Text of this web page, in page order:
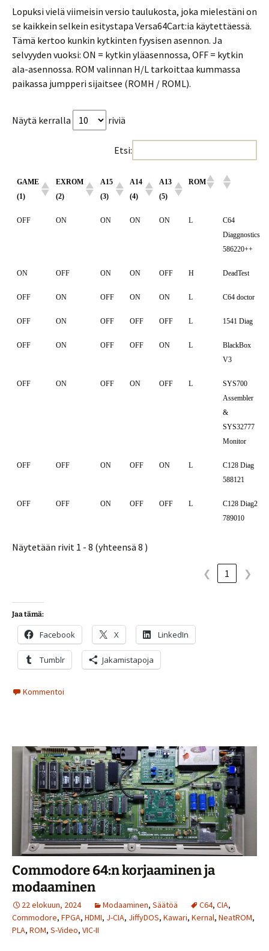
Lopuksi vielä viimeisin versio taulukosta, joka mielestäni on
se kaikkein selkein esitystapa Versa64Cart:ia käytettäessä.
Tämä kertoo kunkin kytkinten fyysisen asennon. Ja
selvyyden vuoksi: ON = kytkin yläasennossa, OFF = kytkin
ala-asennossa. ROM valinnan H/L tarkoittaa kummassa
paikassa jumpperi sijaitsee (ROMH / ROML).
Näytä kerralla riviä
Etsi:
GAME
(1)
EXROM
(2)
A15
(3)
A14
(4)
A13
(5)
ROM
OFF ON ON ON ON L
C64
Diaggnostics
586220++
ON OFF ON ON OFF H DeadTest
OFF ON OFF ON ON L C64 doctor
OFF ON OFF OFF OFF L 1541 Diag
OFF ON OFF OFF ON L
BlackBox
V3
OFF ON OFF ON OFF L
SYS700
Assembler
&
SYS32777
Monitor
OFF OFF ON OFF ON L
C128 Diag
588121
OFF OFF ON OFF OFF L
C128 Diag2
789010
Näytetään rivit 1 - 8 (yhteensä 8 )
❮ 1 ❯
Jaa tämä:
Facebook X LinkedIn
Tumblr Jakamistapoja
Kommentoi
Commodore 64:n korjaaminen ja
modaaminen
22 elokuun, 2024 Modaaminen, Säätöä C64, CIA,
Commodore, FPGA, HDMI, J-CIA, JiffyDOS, Kawari, Kernal, NeatROM,
PLA, ROM, S-Video, VIC-II